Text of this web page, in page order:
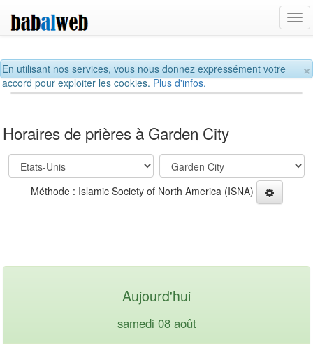
×
En utilisant nos services, vous nous donnez expressément votre
accord pour exploiter les cookies.Plus d'infos.
Horaires de prières à Garden City
Méthode : Islamic Society of North America (ISNA)
Aujourd'hui
samedi 08 août